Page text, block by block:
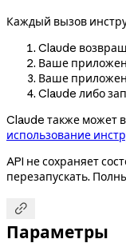
Каждый вызов
Claude
Ваше
Ваше
Claude либо
Claude также может
использование
API не сохраняет
перезапускать.

Параметры